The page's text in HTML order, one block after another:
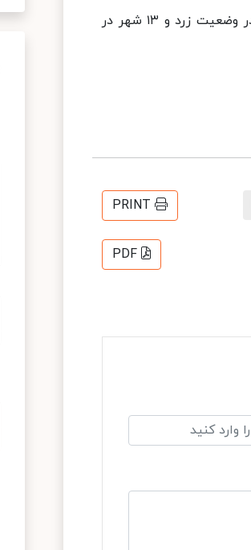
بر این اساس در حال حاضر ۱۰۶ شهر در وضعیت قرمز، ۱۵۶ شهر در وضعیت نارنجی، ۱۷۳ شهر در وضعیت زرد و ۱۳ شهر در
PRINT
PDF